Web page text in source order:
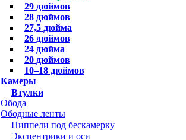
29 дюймов
28 дюймов
27,5 дюйма
26 дюймов
24 дюйма
20 дюймов
10–18 дюймов
Камеры
Втулки
Обода
Ободные ленты
Ниппели под бескамерку
Эксцентрики и оси